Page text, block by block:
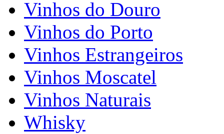
Vinhos do Douro
Vinhos do Porto
Vinhos Estrangeiros
Vinhos Moscatel
Vinhos Naturais
Whisky